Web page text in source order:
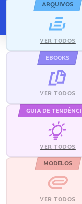
ARQUIVOS
VER TODOS
EBOOKS
VER TODOS
GUIA DE
VER TODOS
MODELOS
VER TODOS